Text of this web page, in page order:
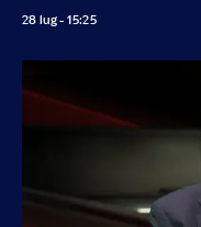
28 lug - 15:25